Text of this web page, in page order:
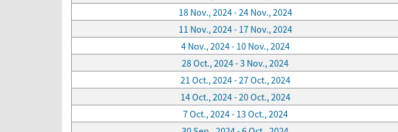
18 Nov., 2024 - 24 Nov., 2024
11 Nov., 2024 - 17 Nov., 2024
4 Nov., 2024 - 10 Nov., 2024
28 Oct., 2024 - 3 Nov., 2024
21 Oct., 2024 - 27 Oct., 2024
14 Oct., 2024 - 20 Oct., 2024
7 Oct., 2024 - 13 Oct., 2024